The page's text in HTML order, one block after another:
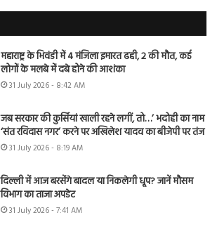
महाराष्ट्र के भिवंडी में 4 मंजिला इमारत ढही, 2 की मौत, कई
लोगों के मलबे में दबे होने की आशंका
31 July 2026 - 8:42 AM
जब सरकार की कुर्सियां खाली रहने लगीं, तो…’ भदोही का नाम
‘संत रविदास नगर’ करने पर अखिलेश यादव का बीजेपी पर तंज
31 July 2026 - 8:19 AM
दिल्ली में आज बरसेंगे बादल या निकलेगी धूप? जानें मौसम
विभाग का ताजा अपडेट
31 July 2026 - 7:41 AM